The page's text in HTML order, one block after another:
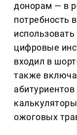
донорам — в
потребность
цифровые
входил в
также
ожоговых